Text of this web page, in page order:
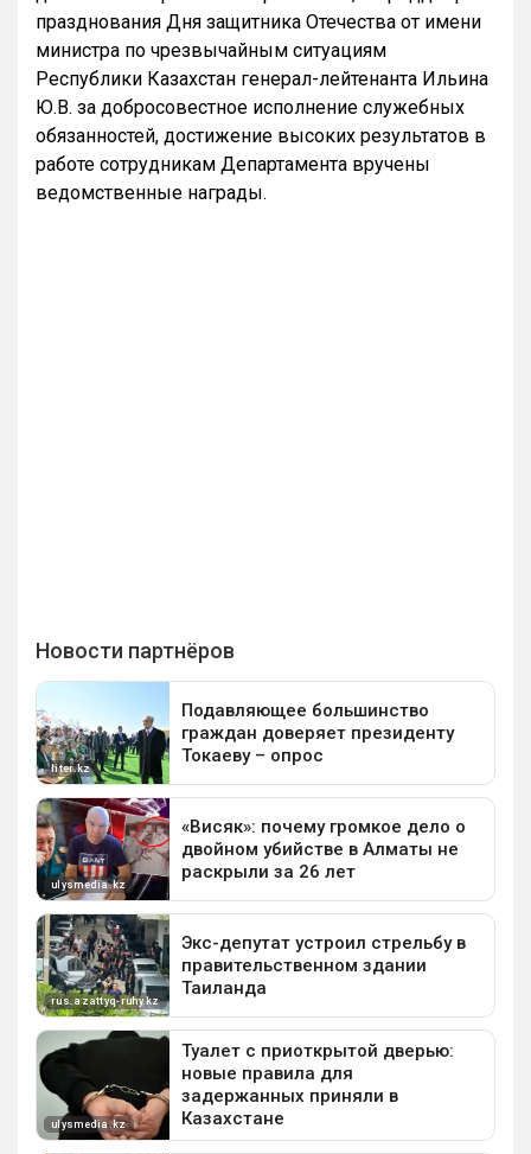
празднования Дня защитника Отечества от имени
министра по чрезвычайным ситуациям
Республики Казахстан генерал-лейтенанта Ильина
Ю.В. за добросовестное исполнение служебных
обязанностей, достижение высоких результатов в
работе сотрудникам Департамента вручены
ведомственные награды.